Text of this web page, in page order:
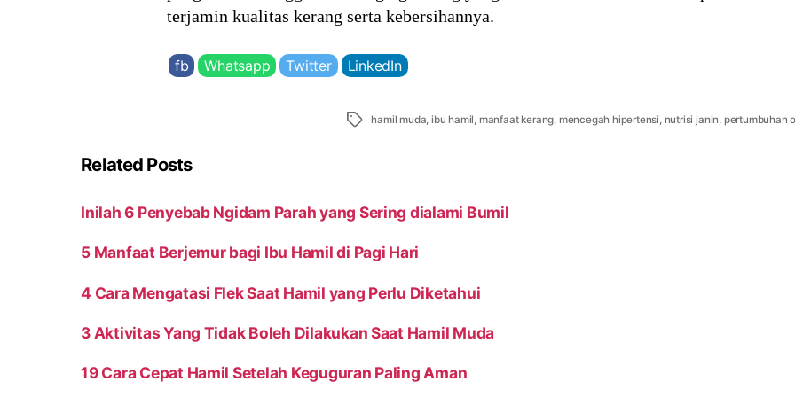
terjamin kualitas kerang serta kebersihannya.
fb Whatsapp Twitter LinkedIn
Tags hamil muda ,ibu hamil manfaat kerang mencegah hipertensi nutrisi janin pertumbuhan
Related Posts
Inilah 6 Penyebab Ngidam Parah yang Sering dialami Bumil
5 Manfaat Berjemur bagi Ibu Hamil di Pagi Hari
4 Cara Mengatasi Flek Saat Hamil yang Perlu Diketahui
3 Aktivitas Yang Tidak Boleh Dilakukan Saat Hamil Muda
19 Cara Cepat Hamil Setelah Keguguran Paling Aman